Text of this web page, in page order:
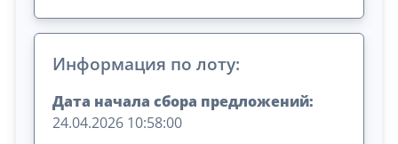
Информация по лоту:
Дата начала сбора предложений:
24.04.2026 10:58:00